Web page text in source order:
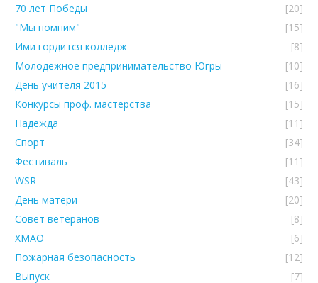
70 лет Победы
[20]
"Мы помним"
[15]
Ими гордится колледж
[8]
Молодежное предпринимательство Югры
[10]
День учителя 2015
[16]
Конкурсы проф. мастерства
[15]
Надежда
[11]
Спорт
[34]
Фестиваль
[11]
WSR
[43]
День матери
[20]
Совет ветеранов
[8]
ХМАО
[6]
Пожарная безопасность
[12]
Выпуск
[7]